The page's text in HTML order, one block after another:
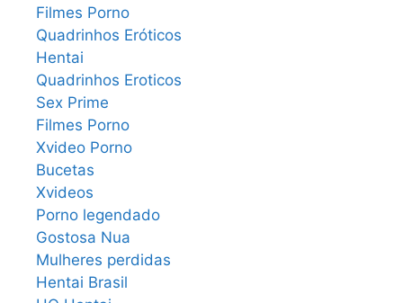
Filmes Porno
Quadrinhos Eróticos
Hentai
Quadrinhos Eroticos
Sex Prime
Filmes Porno
Xvideo Porno
Bucetas
Xvideos
Porno legendado
Gostosa Nua
Mulheres perdidas
Hentai Brasil